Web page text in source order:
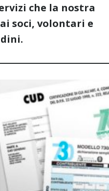
che la nostra
soci, volontari e